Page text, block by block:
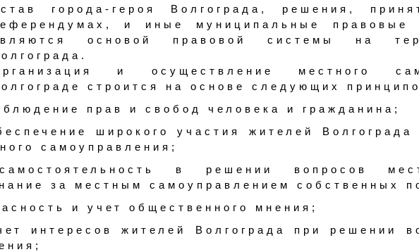
города-героя Волгограда, решения,
и иные муниципальные правовые
основой правовой системы на
и осуществление местного
строится на основе следующих
прав и свобод человека и гражданина;
широкого участия жителей Волгограда
самоуправления;
в решении вопросов
за местным самоуправлением собственных
и учет общественного мнения;
интересов жителей Волгограда при решении